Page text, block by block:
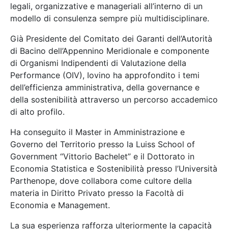
legali, organizzative e manageriali all’interno di un
modello di consulenza sempre più multidisciplinare.
Già Presidente del Comitato dei Garanti dell’Autorità
di Bacino dell’Appennino Meridionale e componente
di Organismi Indipendenti di Valutazione della
Performance (OIV), Iovino ha approfondito i temi
dell’efficienza amministrativa, della governance e
della sostenibilità attraverso un percorso accademico
di alto profilo.
Ha conseguito il Master in Amministrazione e
Governo del Territorio presso la Luiss School of
Government “Vittorio Bachelet” e il Dottorato in
Economia Statistica e Sostenibilità presso l’Università
Parthenope, dove collabora come cultore della
materia in Diritto Privato presso la Facoltà di
Economia e Management.
La sua esperienza rafforza ulteriormente la capacità